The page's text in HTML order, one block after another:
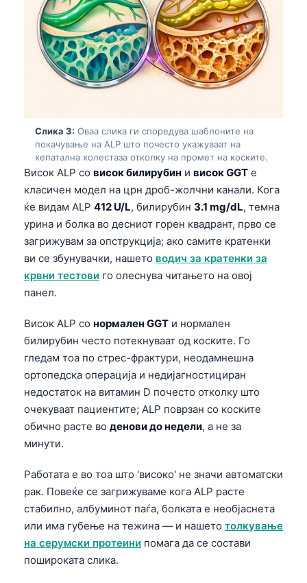
Слика 3: Оваа слика ги споредува шаблоните на
покачување на ALP што почесто укажуваат на
хепатална холестаза отколку на промет на коските.
Висок ALP со висок билирубин и висок GGT е
класичен модел на црн дроб-жолчни канали. Кога
ќе видам ALP 412 U/L, билирубин 3.1 mg/dL, темна
урина и болка во десниот горен квадрант, прво се
загрижувам за опструкција; ако самите кратенки
ви се збунувачки, нашето водич за кратенки за
крвни тестови го олеснува читањето на овој
панел.
Висок ALP со нормален GGT и нормален
билирубин често потекнуваат од коските. Го
гледам тоа по стрес-фрактури, неодамнешна
ортопедска операција и недијагностициран
недостаток на витамин D почесто отколку што
очекуваат пациентите; ALP поврзан со коските
обично расте во денови до недели, а не за
минути.
Работата е во тоа што 'високо' не значи автоматски
рак. Повеќе се загрижуваме кога ALP расте
стабилно, албуминoт паѓа, болката е необјаснета
или има губење на тежина — и нашето толкување
на серумски протеини помага да се состави
пошироката слика.